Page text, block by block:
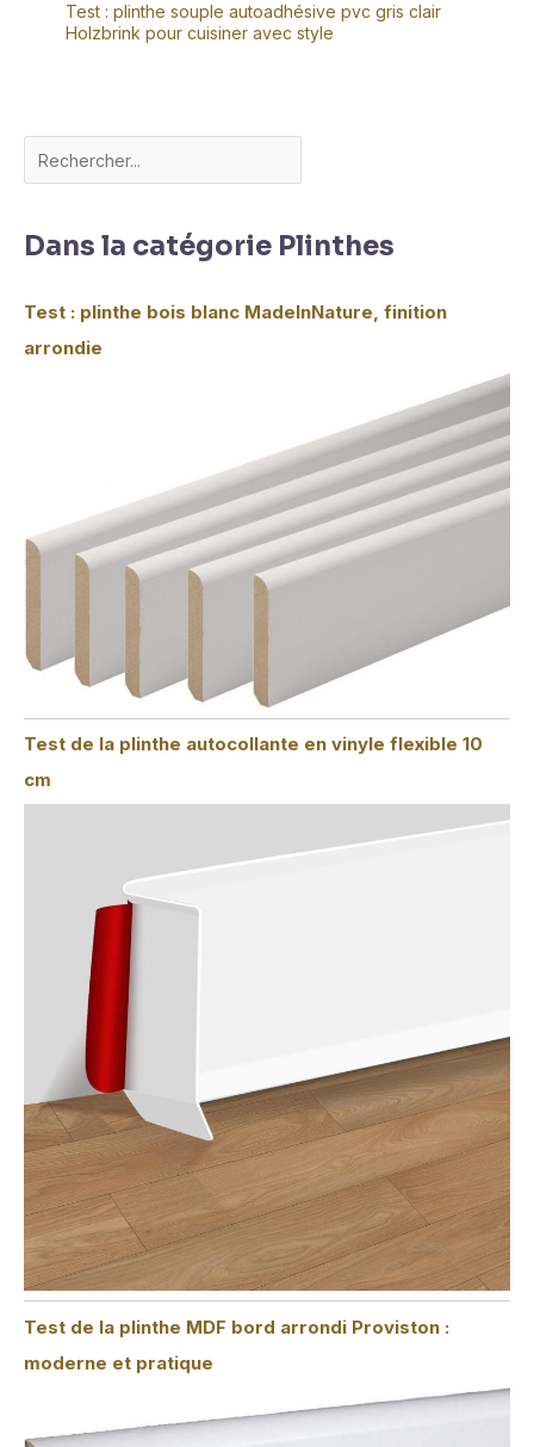
Test : plinthe souple autoadhésive pvc gris clair
Holzbrink pour cuisiner avec style
Dans la catégorie Plinthes
Test : plinthe bois blanc MadeInNature, finition
arrondie
Test de la plinthe autocollante en vinyle flexible 10
cm
Test de la plinthe MDF bord arrondi Proviston :
moderne et pratique